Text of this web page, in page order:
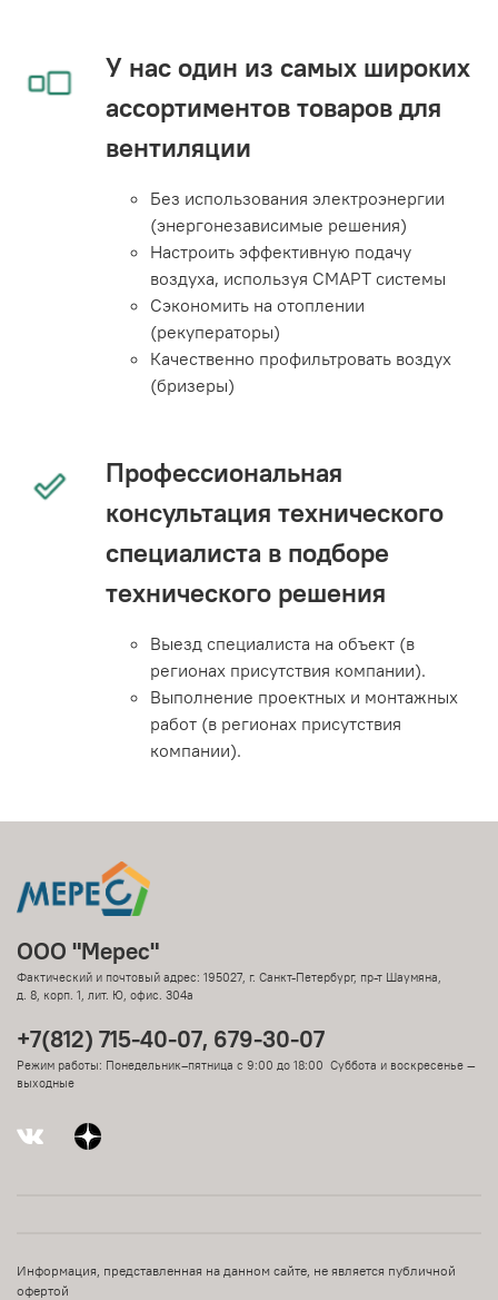
У нас один из самых широких
ассортиментов товаров для
вентиляции
Без использования электроэнергии
(энергонезависимые решения)
Настроить эффективную подачу
воздуха, используя СМАРТ системы
Сэкономить на отоплении
(рекуператоры)
Качественно профильтровать воздух
(бризеры)
Профессиональная
консультация технического
специалиста в подборе
технического решения
Выезд специалиста на объект (в
регионах присутствия компании).
Выполнение проектных и монтажных
работ (в регионах присутствия
компании).
ООО "Мерес"
Фактический и почтовый адрес: 195027, г. Санкт-Петербург, пр-т Шаумяна,
д. 8, корп. 1, лит. Ю, офис. 304а
+7(812) 715-40-07, 679-30-07
Режим работы: Понедельник–пятница с 9:00 до 18:00 Суббота и воскресенье —
выходные
Информация, представленная на данном сайте, не является публичной
офертой